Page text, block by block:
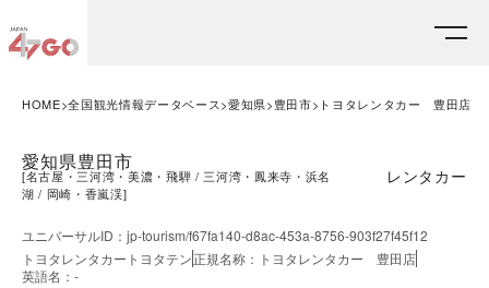
HOME 全国観光情報データベース 愛知県 豊田市 トヨタレンタカー 豊田店
愛知県豊田市
[名古屋・三河湾・美濃・飛騨
三河湾・鳳来寺・浜名
湖
岡崎・香嵐渓]
レンタカー
ユニバーサルID ： jp-tourism/f67fa140-d8ac-453a-8756-903f27f45f12
トヨタレンタカートヨタテン正規名称 ： トヨタレンタカー 豊田店
英語名 ： -